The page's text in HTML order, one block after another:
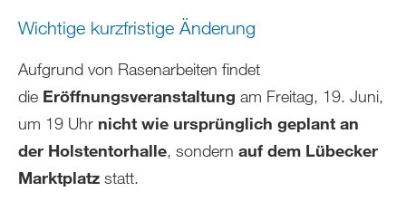
Wichtige kurzfristige Änderung
Aufgrund von Rasenarbeiten findet
die Eröffnungsveranstaltung am Freitag, 19. Juni,
um 19 Uhr nicht wie ursprünglich geplant an
der Holstentorhalle, sondern auf dem Lübecker
Marktplatz statt.